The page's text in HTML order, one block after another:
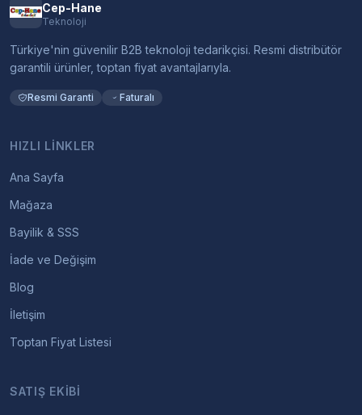
Cep-Hane
Teknoloji
Türkiye'nin güvenilir B2B teknoloji tedarikçisi. Resmi distribütör
garantili ürünler, toptan fiyat avantajlarıyla.
Resmi Garanti Faturalı
HIZLI LINKLER
Ana Sayfa
Mağaza
Bayilik & SSS
İade ve Değişim
Blog
İletişim
Toptan Fiyat Listesi
SATIŞ EKIBI